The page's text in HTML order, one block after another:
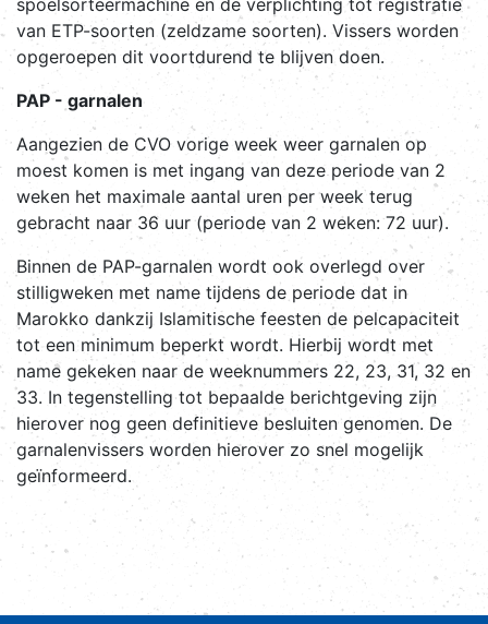
van ETP-soorten (zeldzame soorten). Vissers worden
opgeroepen dit voortdurend te blijven doen.
PAP - garnalen
Aangezien de CVO vorige week weer garnalen op
moest komen is met ingang van deze periode van 2
weken het maximale aantal uren per week terug
gebracht naar 36 uur (periode van 2 weken: 72 uur).
Binnen de PAP-garnalen wordt ook overlegd over
stilligweken met name tijdens de periode dat in
Marokko dankzij Islamitische feesten de pelcapaciteit
tot een minimum beperkt wordt. Hierbij wordt met
name gekeken naar de weeknummers 22, 23, 31, 32 en
33. In tegenstelling tot bepaalde berichtgeving zijn
hierover nog geen definitieve besluiten genomen. De
garnalenvissers worden hierover zo snel mogelijk
geïnformeerd.